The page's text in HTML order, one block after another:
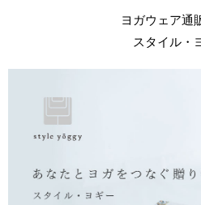
ヨガウェア通
スタイル・